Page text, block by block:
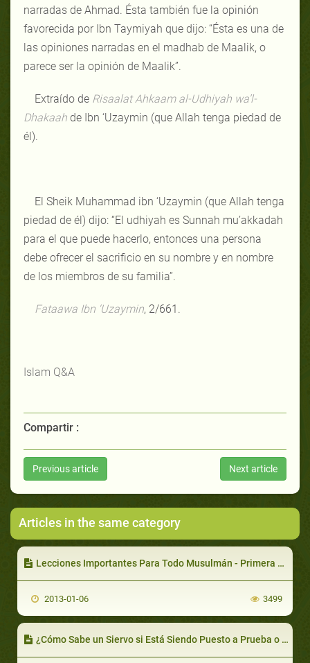
narradas de Ahmad. Ésta también fue la opinión
favorecida por Ibn Taymiyah que dijo: “Ésta es una de
las opiniones narradas en el madhab de Maalik, o
parece ser la opinión de Maalik”.
Extraído de Risaalat Ahkaam al-Udhiyah wa’l-
Dhakaah de Ibn ‘Uzaymin (que Allah tenga piedad de
él).
El Sheik Muhammad ibn ‘Uzaymin (que Allah tenga
piedad de él) dijo: “El udhiyah es Sunnah mu’akkadah
para el que puede hacerlo, entonces una persona
debe ofrecer el sacrificio en su nombre y en nombre
de los miembros de su familia”.
Fataawa Ibn ‘Uzaymin, 2/661.
Islam Q&A
Compartir :
Previous article Next article
Articles in the same category
Lecciones Importantes Para Todo Musulmán - Primera Parte
2013-01-06 3499
¿Cómo Sabe un Siervo si Está Siendo Puesto a Prueba o Es un Castigo?